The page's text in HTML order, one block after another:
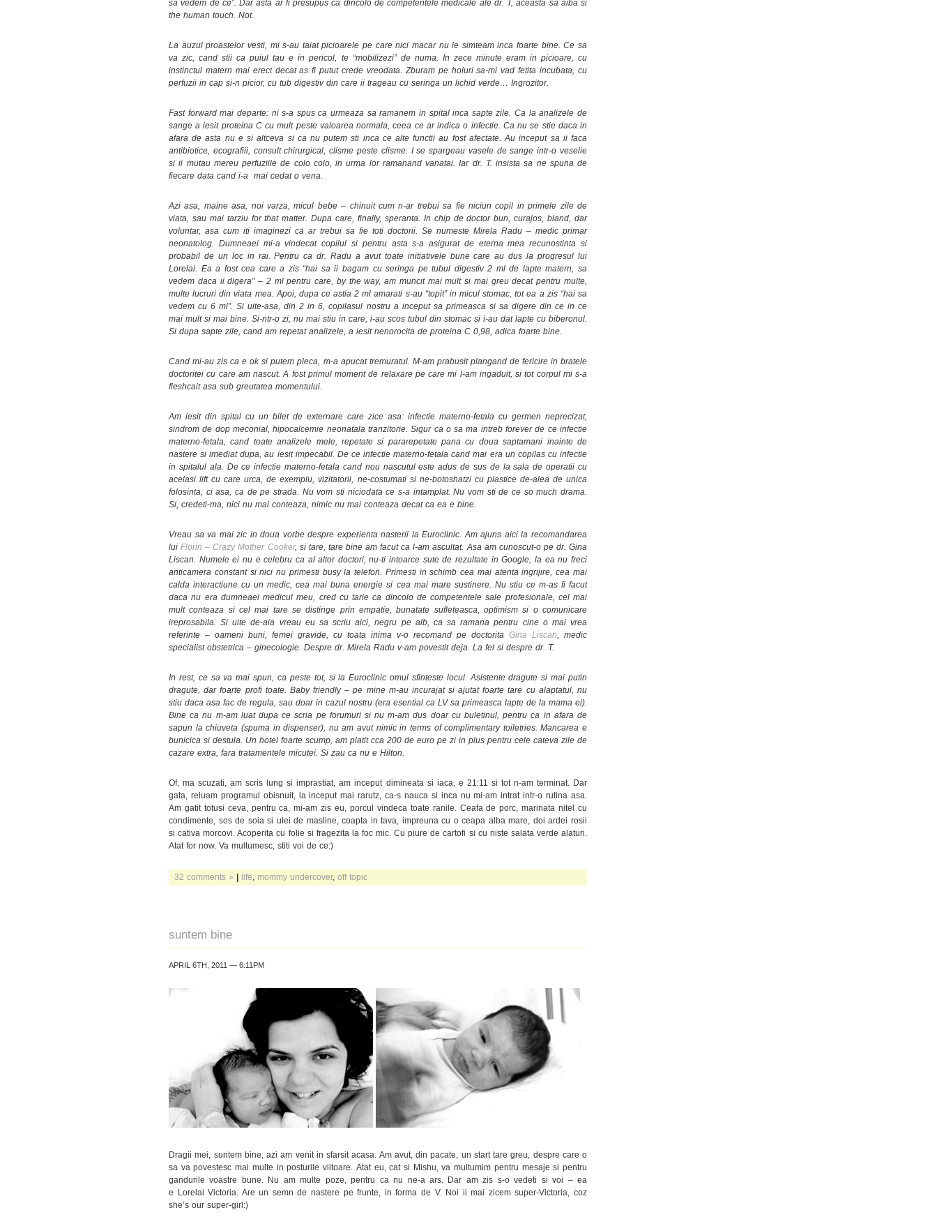
sa vedem de ce”. Dar asta ar fi presupus ca dincolo de competentele medicale ale dr. T, aceasta sa aiba si
the human touch. Not.
La auzul proastelor vesti, mi s-au taiat picioarele pe care nici macar nu le simteam inca foarte bine. Ce sa
va zic, cand stii ca puiul tau e in pericol, te “mobilizezi” de numa. In zece minute eram in picioare, cu
instinctul matern mai erect decat as fi putut crede vreodata. Zburam pe holuri sa-mi vad fetita incubata, cu
perfuzii in cap si-n picior, cu tub digestiv din care ii trageau cu seringa un lichid verde… Ingrozitor.
Fast forward mai departe: ni s-a spus ca urmeaza sa ramanem in spital inca sapte zile. Ca la analizele de
sange a iesit proteina C cu mult peste valoarea normala, ceea ce ar indica o infectie. Ca nu se stie daca in
afara de asta nu e si altceva si ca nu putem sti inca ce alte functii au fost afectate. Au inceput sa ii faca
antibiotice, ecografiii, consult chirurgical, clisme peste clisme. I se spargeau vasele de sange intr-o veselie
si ii mutau mereu perfuziile de colo colo, in urma lor ramanand vanatai. Iar dr. T. insista sa ne spuna de
fiecare data cand i-a mai cedat o vena.
Azi asa, maine asa, noi varza, micul bebe – chinuit cum n-ar trebui sa fie niciun copil in primele zile de
viata, sau mai tarziu for that matter. Dupa care, finally, speranta. In chip de doctor bun, curajos, bland, dar
voluntar, asa cum iti imaginezi ca ar trebui sa fie toti doctorii. Se numeste Mirela Radu – medic primar
neonatolog. Dumneaei mi-a vindecat copilul si pentru asta s-a asigurat de eterna mea recunostinta si
probabil de un loc in rai. Pentru ca dr. Radu a avut toate initiativele bune care au dus la progresul lui
Lorelai. Ea a fost cea care a zis “hai sa ii bagam cu seringa pe tubul digestiv 2 ml de lapte matern, sa
vedem daca ii digera” – 2 ml pentru care, by the way, am muncit mai mult si mai greu decat pentru multe,
multe lucruri din viata mea. Apoi, dupa ce astia 2 ml amarati s-au “topit” in micul stomac, tot ea a zis “hai sa
vedem cu 6 ml”. Si uite-asa, din 2 in 6, copilasul nostru a inceput sa primeasca si sa digere din ce in ce
mai mult si mai bine. Si-ntr-o zi, nu mai stiu in care, i-au scos tubul din stomac si i-au dat lapte cu biberonul.
Si dupa sapte zile, cand am repetat analizele, a iesit nenorocita de proteina C 0,98, adica foarte bine.
Cand mi-au zis ca e ok si putem pleca, m-a apucat tremuratul. M-am prabusit plangand de fericire in bratele
doctoritei cu care am nascut. A fost primul moment de relaxare pe care mi l-am ingaduit, si tot corpul mi s-a
fleshcait asa sub greutatea momentului.
Am iesit din spital cu un bilet de externare care zice asa: infectie materno-fetala cu germen neprecizat,
sindrom de dop meconial, hipocalcemie neonatala tranzitorie. Sigur ca o sa ma intreb forever de ce infectie
materno-fetala, cand toate analizele mele, repetate si pararepetate pana cu doua saptamani inainte de
nastere si imediat dupa, au iesit impecabil. De ce infectie materno-fetala cand mai era un copilas cu infectie
in spitalul ala. De ce infectie materno-fetala cand nou nascutul este adus de sus de la sala de operatii cu
acelasi lift cu care urca, de exemplu, vizitatorii, ne-costumati si ne-botoshatzi cu plastice de-alea de unica
folosinta, ci asa, ca de pe strada. Nu vom sti niciodata ce s-a intamplat. Nu vom sti de ce so much drama.
Si, credeti-ma, nici nu mai conteaza, nimic nu mai conteaza decat ca ea e bine.
Vreau sa va mai zic in doua vorbe despre experienta nasterii la Euroclinic. Am ajuns aici la recomandarea
luiFlorin – Crazy Mother Cooker, si tare, tare bine am facut ca l-am ascultat. Asa am cunoscut-o pe dr. Gina
Liscan. Numele ei nu e celebru ca al altor doctori, nu-ti intoarce sute de rezultate in Google, la ea nu freci
anticamera constant si nici nu primesti busy la telefon. Primesti in schimb cea mai atenta ingrijire, cea mai
calda interactiune cu un medic, cea mai buna energie si cea mai mare sustinere. Nu stiu ce m-as fi facut
daca nu era dumneaei medicul meu, cred cu tarie ca dincolo de competentele sale profesionale, cel mai
mult conteaza si cel mai tare se distinge prin empatie, bunatate sufleteasca, optimism si o comunicare
ireprosabila. Si uite de-aia vreau eu sa scriu aici, negru pe alb, ca sa ramana pentru cine o mai vrea
referinte – oameni buni, femei gravide, cu toata inima v-o recomand pe doctorita Gina Liscan , medic
specialist obstetrica – ginecologie. Despre dr. Mirela Radu v-am povestit deja. La fel si despre dr. T.
In rest, ce sa va mai spun, ca peste tot, si la Euroclinic omul sfinteste locul. Asistente dragute si mai putin
dragute, dar foarte profi toate. Baby friendly – pe mine m-au incurajat si ajutat foarte tare cu alaptatul, nu
stiu daca asa fac de regula, sau doar in cazul nostru (era esential ca LV sa primeasca lapte de la mama ei).
Bine ca nu m-am luat dupa ce scria pe forumuri si nu m-am dus doar cu buletinul, pentru ca in afara de
sapun la chiuveta (spuma in dispenser), nu am avut nimic in terms of complimentary toiletries. Mancarea e
bunicica si destula. Un hotel foarte scump, am platit cca 200 de euro pe zi in plus pentru cele cateva zile de
cazare extra, fara tratamentele micutei. Si zau ca nu e Hilton.
Of, ma scuzati, am scris lung si imprastiat, am inceput dimineata si iaca, e 21:11 si tot n-am terminat. Dar
gata, reluam programul obisnuit, la inceput mai rarutz, ca-s nauca si inca nu mi-am intrat intr-o rutina asa.
Am gatit totusi ceva, pentru ca, mi-am zis eu, porcul vindeca toate ranile. Ceafa de porc, marinata nitel cu
condimente, sos de soia si ulei de masline, coapta in tava, impreuna cu o ceapa alba mare, doi ardei rosii
si cativa morcovi. Acoperita cu folie si fragezita la foc mic. Cu piure de cartofi si cu niste salata verde alaturi.
Atat for now. Va multumesc, stiti voi de ce:)
32 comments » | life mommy undercover, off topic
suntem bine
APRIL 6TH, 2011 — 6:11PM
Dragii mei, suntem bine, azi am venit in sfarsit acasa. Am avut, din pacate, un start tare greu, despre care o
sa va povestesc mai multe in posturile viitoare. Atat eu, cat si Mishu, va multumim pentru mesaje si pentru
gandurile voastre bune. Nu am multe poze, pentru ca nu ne-a ars. Dar am zis s-o vedeti si voi – ea
e Lorelai Victoria. Are un semn de nastere pe frunte, in forma de V. Noi ii mai zicem super-Victoria, coz
she’s our super-girl:)